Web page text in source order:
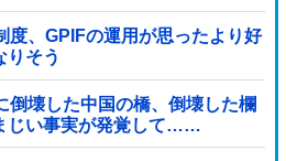
度、GPIFの運用が思ったより好
りそう
倒壊した中国の橋、倒壊した欄
じい事実が発覚して……